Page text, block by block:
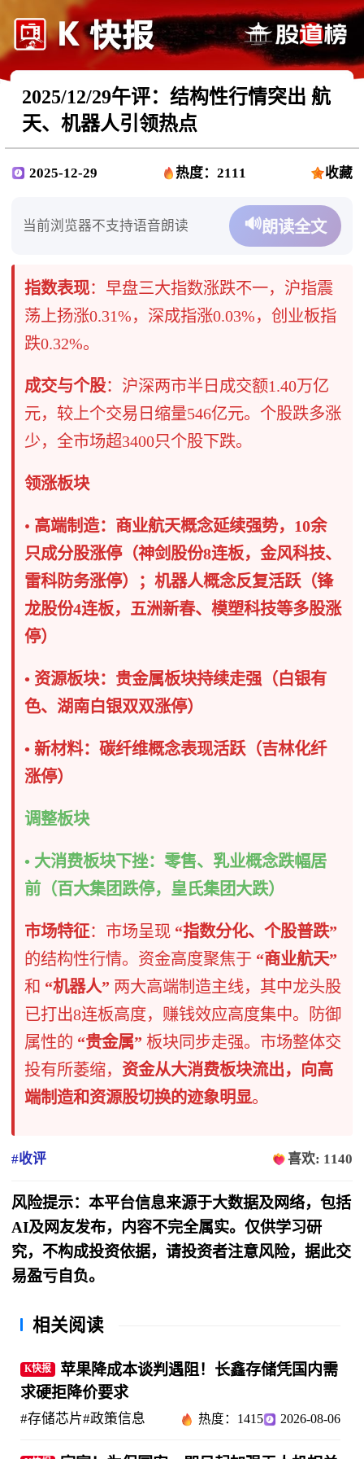
2025/12/29午评：结构性行情突出 航
天、机器人引领热点
2025-12-29 热度：2111 收藏
当前浏览器不支持语音朗读 🔊朗读全文
指数表现：​早盘三大指数涨跌不一，沪指震
荡上扬涨0.31%，深成指涨0.03%，创业板指
跌0.32%。
成交与个股​：沪深两市半日成交额1.40万亿
元，较上个交易日缩量546亿元。个股跌多涨
少，全市场超3400只个股下跌。
领涨板块
• 高端制造：商业航天概念延续强势，10余
只成分股涨停（神剑股份8连板，金风科技、
雷科防务涨停）；机器人概念反复活跃（锋
龙股份4连板，五洲新春、模塑科技等多股涨
停）
• 资源板块：贵金属板块持续走强（白银有
色、湖南白银双双涨停）
• 新材料：碳纤维概念表现活跃（吉林化纤
涨停）
调整板块​
• 大消费板块下挫：零售、乳业概念跌幅居
前（百大集团跌停，皇氏集团大跌）
市场特征​：市场呈现 “指数分化、个股普跌”
的结构性行情。资金高度聚焦于 “商业航天”
和 “机器人” ​ 两大高端制造主线，其中龙头股
已打出8连板高度，赚钱效应高度集中。防御
属性的 “贵金属” ​ 板块同步走强。市场整体交
投有所萎缩， 资金从大消费板块流出，向高
端制造和资源股切换的迹象明显。
#收评 喜欢: 1140
风险提示：本平台信息来源于大数据及网络，包括
AI及网友发布，内容不完全属实。仅供学习研
究，不构成投资依据，请投资者注意风险，据此交
易盈亏自负。
相关阅读
K快报
苹果降成本谈判遇阻！长鑫存储凭国内需
求硬拒降价要求
#存储芯片#政策信息 热度：1415 2026-08-06